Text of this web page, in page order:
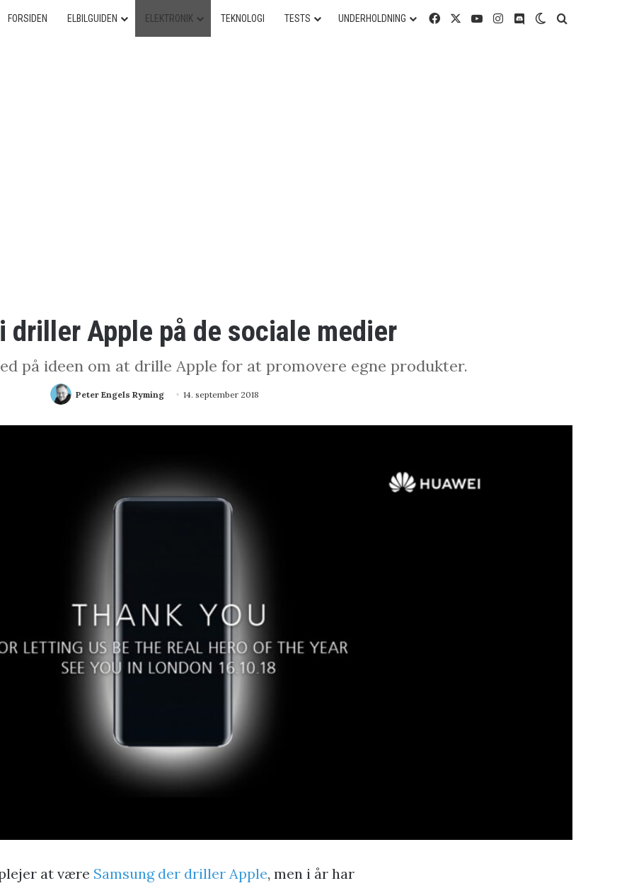
FORSIDEN ELBILGUIDEN ELEKTRONIK TEKNOLOGI TESTS UNDERHOLDNING Facebook YouTubeInstagram
DiscordSwitch skin
driller Apple på de sociale medier
på ideen om at drille Apple for at promovere egne produkter.
Peter Engels Ryming 14. september 2018
at være Samsung der driller Apple, men i år har